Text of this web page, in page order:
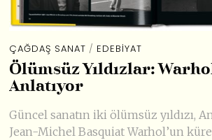
ÇAĞDAŞ SANAT / EDEBIYAT
Ölümsüz Yıldızlar:
Anlatıyor
Güncel sanatın iki ölümsüz yıldızı,
Jean-Michel Basquiat Warhol’un